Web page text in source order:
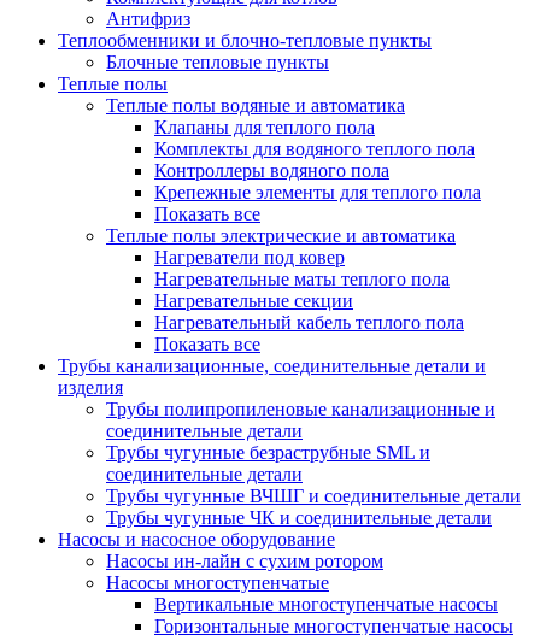
Антифриз
Теплообменники и блочно-тепловые пункты
Блочные тепловые пункты
Теплые полы
Теплые полы водяные и автоматика
Клапаны для теплого пола
Комплекты для водяного теплого пола
Контроллеры водяного пола
Крепежные элементы для теплого пола
Показать все
Теплые полы электрические и автоматика
Нагреватели под ковер
Нагревательные маты теплого пола
Нагревательные секции
Нагревательный кабель теплого пола
Показать все
Трубы канализационные, соединительные детали и
изделия
Трубы полипропиленовые канализационные и
соединительные детали
Трубы чугунные безраструбные SML и
соединительные детали
Трубы чугунные ВЧШГ и соединительные детали
Трубы чугунные ЧК и соединительные детали
Насосы и насосное оборудование
Насосы ин-лайн с сухим ротором
Насосы многоступенчатые
Вертикальные многоступенчатые насосы
Горизонтальные многоступенчатые насосы